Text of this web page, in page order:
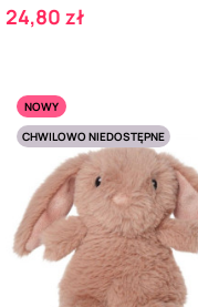
Cena
24,80 zł
NOWY
CHWILOWO NIEDOSTĘPNE